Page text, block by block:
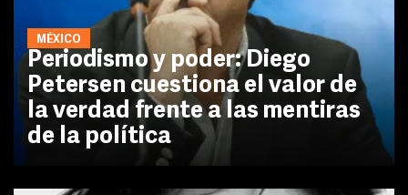
MÉXICO
Periodismo y poder: Diego
Petersen cuestiona el valor de
la verdad frente a las mentiras
de la política